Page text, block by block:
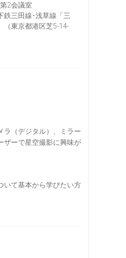
2会議室
鉄三田線･浅草線「三
東京都港区芝5-14-
ラ（デジタル）、ミラー
ザーで星空撮影に興味が
いて基本から学びたい方